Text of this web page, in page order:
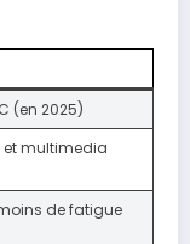
(en 2025)
multimedia
de fatigue